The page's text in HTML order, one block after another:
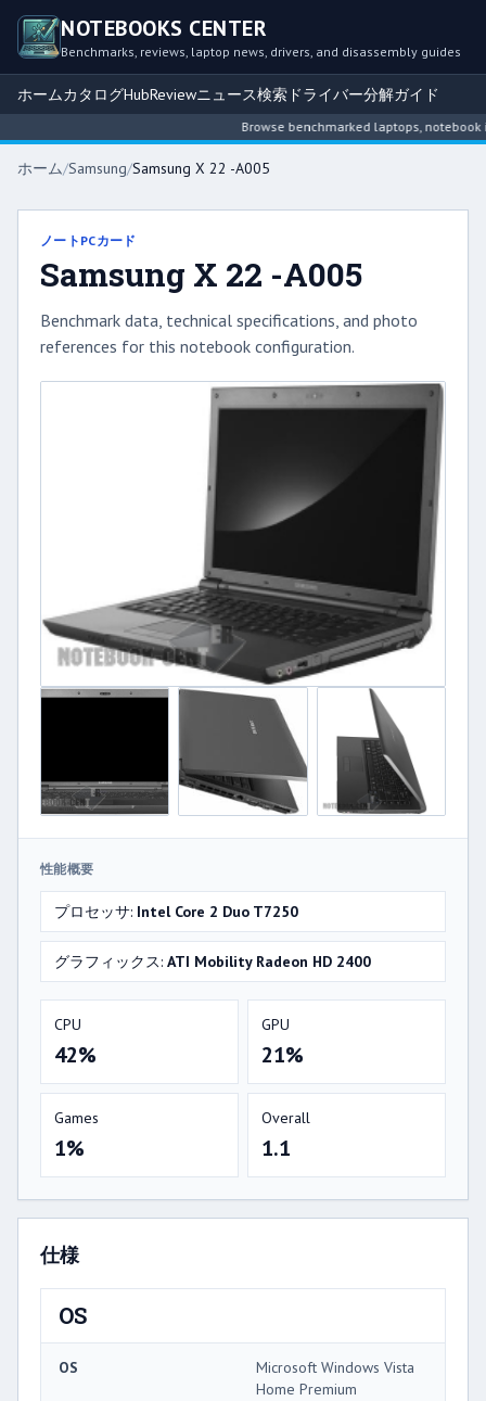
NOTEBOOKS CENTER
Benchmarks, reviews, laptop news, drivers, and disassembly guides
ホームカタログHubReviewニュース検索 ドライバー分解ガイド
Browse benchmarked laptops, notebook
ホーム/Samsung/Samsung X 22 -A005
ノートPCカード
Samsung X 22 -A005
Benchmark data, technical specifications, and photo
references for this notebook configuration.
性能概要
プロセッサ: Intel Core 2 Duo T7250
グラフィックス: ATI Mobility Radeon HD 2400
CPU
42%
GPU
21%
Games
1%
Overall
1.1
仕様
OS
OS
Microsoft Windows Vista
Home Premium